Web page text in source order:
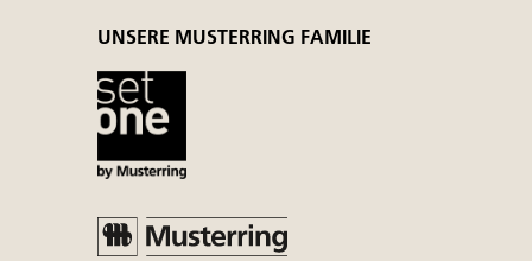
UNSERE MUSTERRING FAMILIE